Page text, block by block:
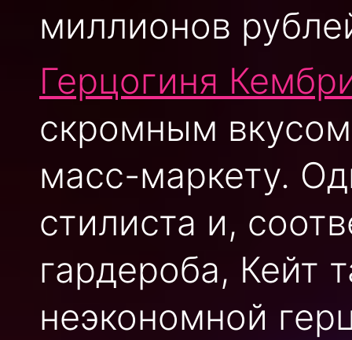
миллионов
Герцогиня
скромным
масс-маркету.
стилиста и,
гардероба, Кейт
неэкономной